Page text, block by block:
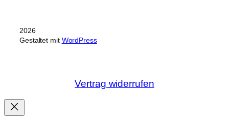
2026
Gestaltet mit WordPress
Vertrag widerrufen